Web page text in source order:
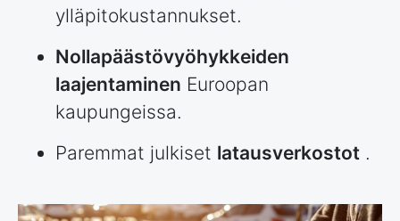
ylläpitokustannukset.
Nollapäästövyöhykkeiden
laajentaminen Euroopan
kaupungeissa.
Paremmat julkiset latausverkostot .